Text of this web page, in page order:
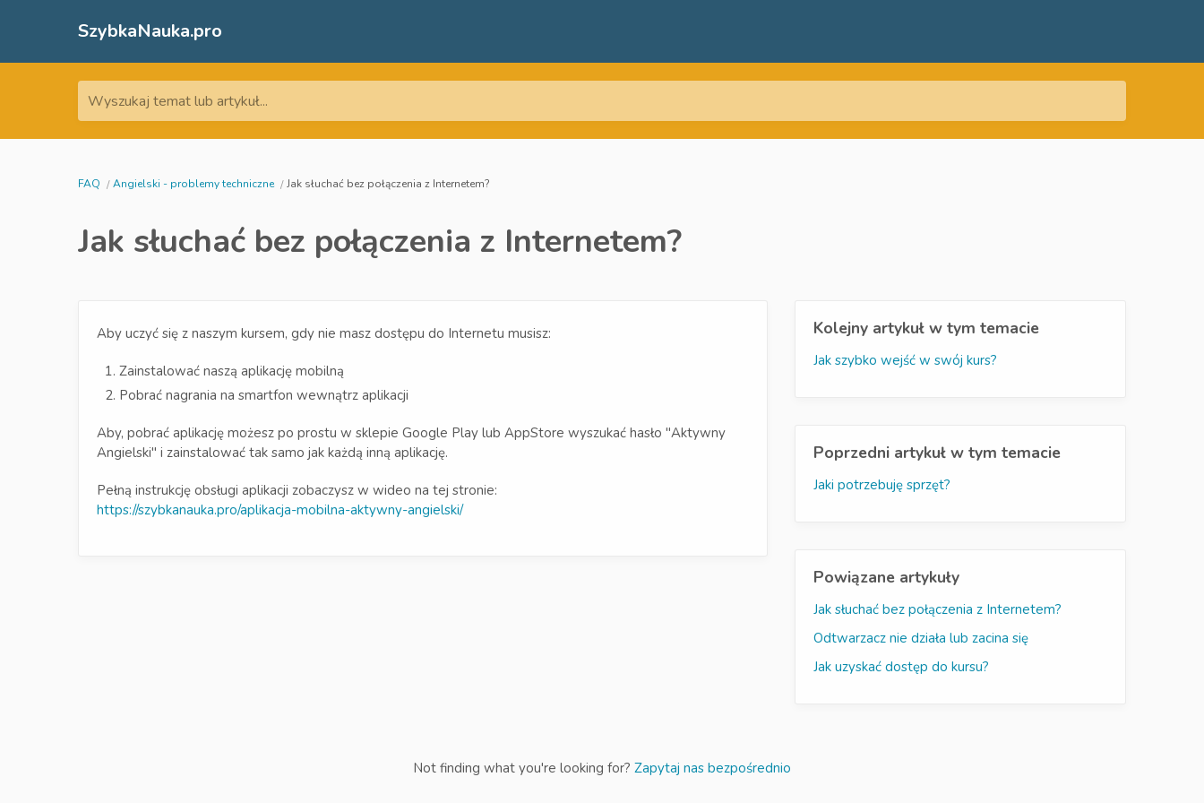
SzybkaNauka.pro
Wyszukaj temat lub artykuł...
FAQ Angielski - problemy techniczne Jak słuchać bez połączenia z Internetem?
Jak słuchać bez połączenia z Internetem?
Aby uczyć się z naszym kursem, gdy nie masz dostępu do Internetu musisz:
Zainstalować naszą aplikację mobilną
Pobrać nagrania na smartfon wewnątrz aplikacji
Aby, pobrać aplikację możesz po prostu w sklepie Google Play lub AppStore wyszukać hasło "Aktywny
Angielski" i zainstalować tak samo jak każdą inną aplikację.
Pełną instrukcję obsługi aplikacji zobaczysz w wideo na tej stronie:
https://szybkanauka.pro/aplikacja-mobilna-aktywny-angielski/
Kolejny artykuł w tym temacie
Jak szybko wejść w swój kurs?
Poprzedni artykuł w tym temacie
Jaki potrzebuję sprzęt?
Powiązane artykuły
Jak słuchać bez połączenia z Internetem?
Odtwarzacz nie działa lub zacina się
Jak uzyskać dostęp do kursu?
Not finding what you're looking for? Zapytaj nas bezpośrednio